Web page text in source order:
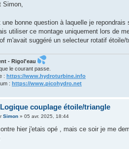
Simon,
une bonne question à laquelle je
utiliser ce montage uniquement lors de
m'avait suggéré un selecteur rotatif
- Rigol'eau
le courant passe.
: https://www.hydroturbine.info
: https://www.picohydro.net
couplage étoile/triangle
Simon» 05 avr. 2025, 18:44
hier j'etais opé , mais ce soir je me